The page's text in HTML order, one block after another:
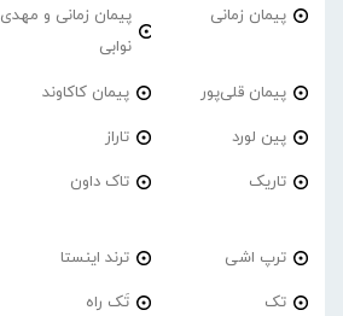
پیمان زمانی
پیمان زمانی و مهدی
نوابی
پیمان قلی‌پور پیمان کاکاوند
پین لورد تاراز
تاریک تاک داون
ترپ اشی ترند اینستا
تک تَک راه